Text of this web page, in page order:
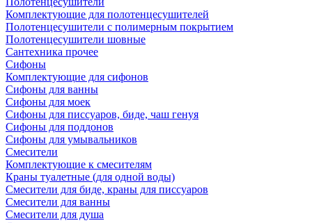
Комплектующие для полотенцесушителей
Полотенцесушители с полимерным покрытием
Полотенцесушители шовные
Сантехника прочее
Сифоны
Комплектующие для сифонов
Сифоны для ванны
Сифоны для моек
Сифоны для писсуаров, биде, чаш генуя
Сифоны для поддонов
Сифоны для умывальников
Смесители
Комплектующие к смесителям
Краны туалетные (для одной воды)
Смесители для биде, краны для писсуаров
Смесители для ванны
Смесители для душа